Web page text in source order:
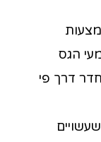
הגס
דרך פי